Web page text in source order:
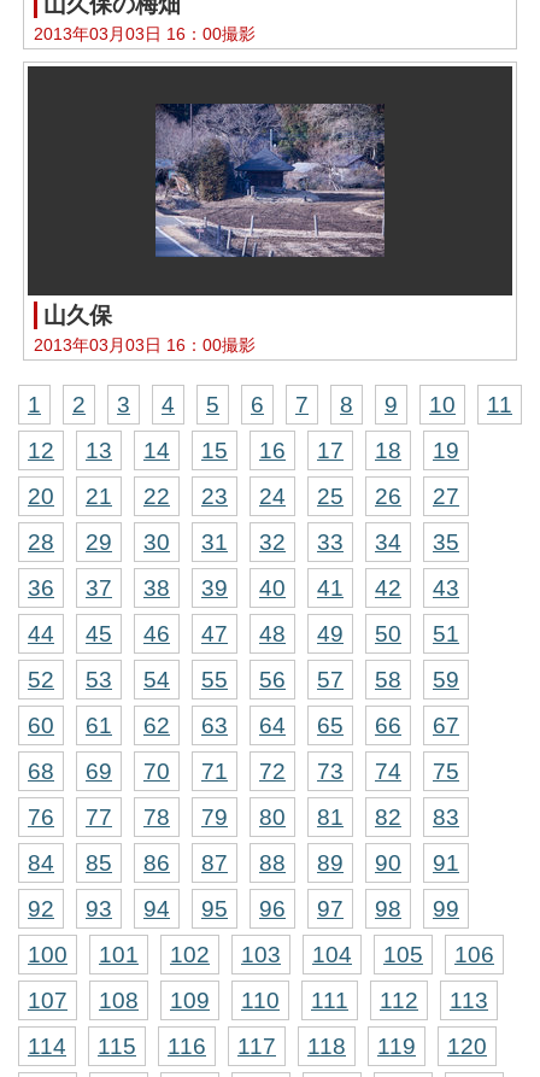
2013年03月03日 16：00撮影
山久保
2013年03月03日 16：00撮影
1 2 3 4 5 6 7 8 9 10
11
12
13 14 15 16 17 18
19
20
21 22 23 24 25 26
27
28
29 30 31 32 33 34
35
36
37 38 39 40 41 42
43
44
45 46 47 48 49 50
51
52
53 54 55 56 57 58
59
60
61 62 63 64 65 66
67
68
69 70 71 72 73 74
75
76
77 78 79 80 81 82
83
84
85 86 87 88 89 90
91
92
93 94 95 96 97 98
99
100
101 102 103 104 105
106
107
108 109 110 111 112
113
114
115 116 117 118 119
120